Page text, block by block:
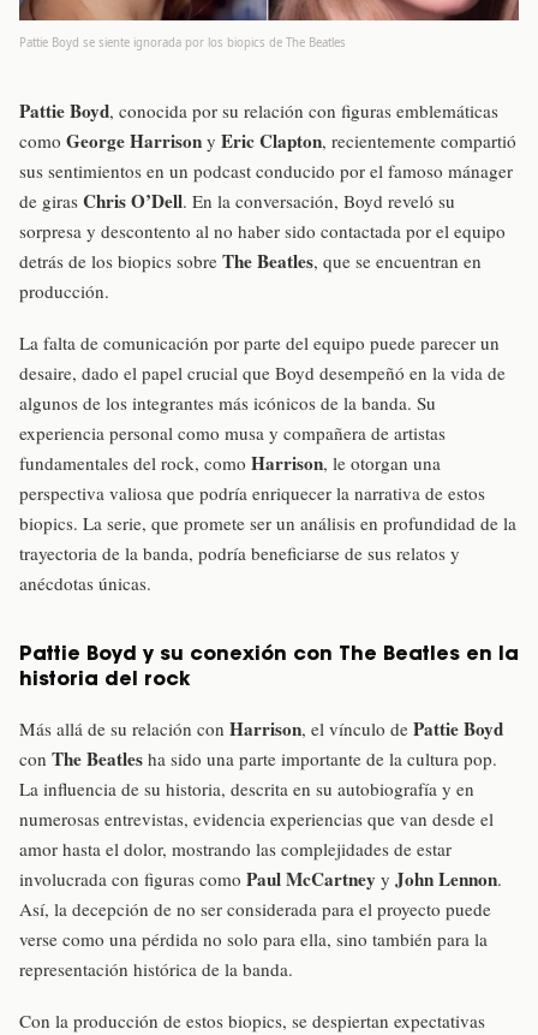
Pattie Boyd se siente ignorada por los biopics de The Beatles
Pattie Boyd, conocida por su relación con figuras emblemáticas
como George Harrison y Eric Clapton, recientemente compartió
sus sentimientos en un podcast conducido por el famoso mánager
de giras Chris O’Dell. En la conversación, Boyd reveló su
sorpresa y descontento al no haber sido contactada por el equipo
detrás de los biopics sobre The Beatles, que se encuentran en
producción.
La falta de comunicación por parte del equipo puede parecer un
desaire, dado el papel crucial que Boyd desempeñó en la vida de
algunos de los integrantes más icónicos de la banda. Su
experiencia personal como musa y compañera de artistas
fundamentales del rock, como Harrison, le otorgan una
perspectiva valiosa que podría enriquecer la narrativa de estos
biopics. La serie, que promete ser un análisis en profundidad de la
trayectoria de la banda, podría beneficiarse de sus relatos y
anécdotas únicas.
Pattie Boyd y su conexión con The Beatles en la
historia del rock
Más allá de su relación con Harrison, el vínculo de Pattie Boyd
con The Beatles ha sido una parte importante de la cultura pop.
La influencia de su historia, descrita en su autobiografía y en
numerosas entrevistas, evidencia experiencias que van desde el
amor hasta el dolor, mostrando las complejidades de estar
involucrada con figuras como Paul McCartney y John Lennon.
Así, la decepción de no ser considerada para el proyecto puede
verse como una pérdida no solo para ella, sino también para la
representación histórica de la banda.
Con la producción de estos biopics, se despiertan expectativas